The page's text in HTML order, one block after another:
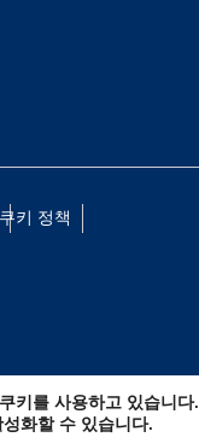
쿠키 정책
NZD - 뉴질랜드 달러
키를 사용하고 있습니다.
화할 수 있습니다.